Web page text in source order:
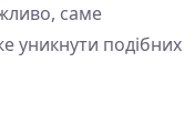
саме
уникнути подібних